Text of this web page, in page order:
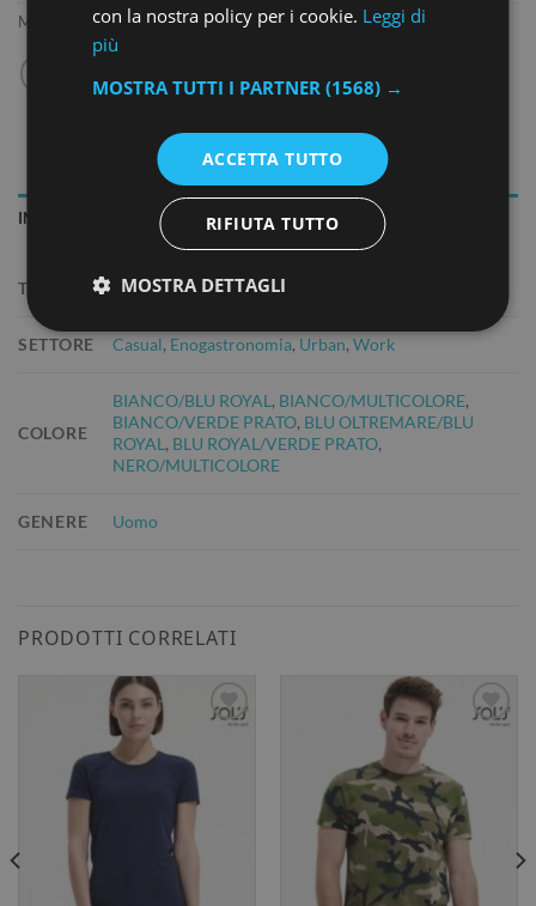
Marchio:
SOL'S
INFORMAZIONI AGGIUNTIVE
TAGLIA ,M,L,XL,XXL,3XL,4XL
SETTORE Casual, Enogastronomia, Urban,Work
COLORE
BIANCO/BLU ROYAL , BIANCO/MULTICOLORE,
BIANCO/VERDE PRATO, BLU OLTREMARE/BLU
ROYAL , BLU ROYAL/VERDE PRATO,
NERO/MULTICOLORE
GENERE Uomo
PRODOTTI CORRELATI
AGGIUNGI
ALLA
LISTA DEI
DESIDERI
AGGIUNGI
LISTA DEI
DESIDERI
con la nostra policy per i cookie. Leggi di
più
MOSTRA TUTTI I PARTNER (1568) →
ACCETTA TUTTO
RIFIUTA TUTTO
MOSTRA DETTAGLI